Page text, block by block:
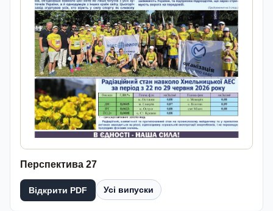
Перспектива 27
Відкрити PDF Усі випуски